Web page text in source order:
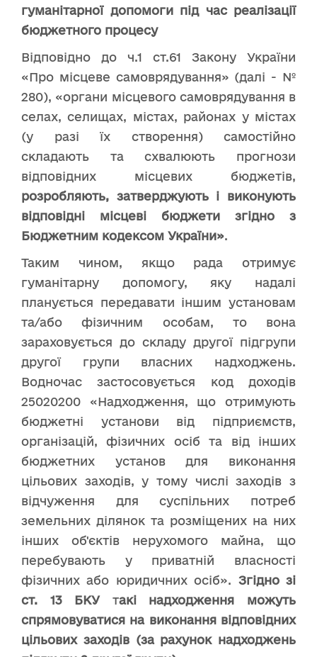
гуманітарної допомоги під час реалізації
бюджетного процесу
Відповідно до ч.1 ст.61 Закону України
«Про місцеве самоврядування» (далі - №
280), «органи місцевого самоврядування в
селах, селищах, містах, районах у містах
(у разі їх створення) самостійно
складають та схвалюють прогнози
відповідних місцевих бюджетів,
розробляють, затверджують і виконують
відповідні місцеві бюджети згідно з
Бюджетним кодексом України».
Таким чином, якщо рада отримує
гуманітарну допомогу, яку надалі
планується передавати іншим установам
та/або фізичним особам, то вона
зараховується до складу другої підгрупи
другої групи власних надходжень.
Водночас застосовується код доходів
25020200 «Надходження, що отримують
бюджетні установи від підприємств,
організацій, фізичних осіб та від інших
бюджетних установ для виконання
цільових заходів, у тому числі заходів з
відчуження для суспільних потреб
земельних ділянок та розміщених на них
інших об'єктів нерухомого майна, що
перебувають у приватній власності
фізичних або юридичних осіб». Згідно зі
ст. 13 БКУ такі надходження можуть
спрямовуватися на виконання відповідних
цільових заходів (за рахунок надходжень